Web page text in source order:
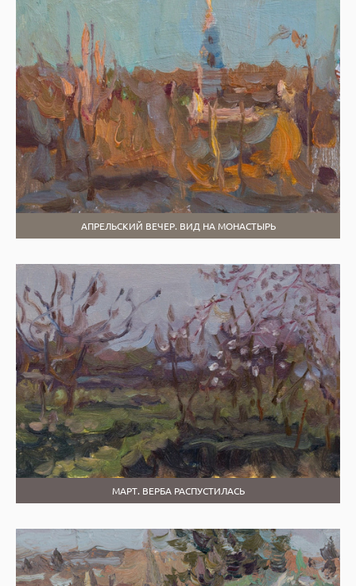
АПРЕЛЬСКИЙ ВЕЧЕР. ВИД НА МОНАСТЫРЬ
МАРТ. ВЕРБА РАСПУСТИЛАСЬ